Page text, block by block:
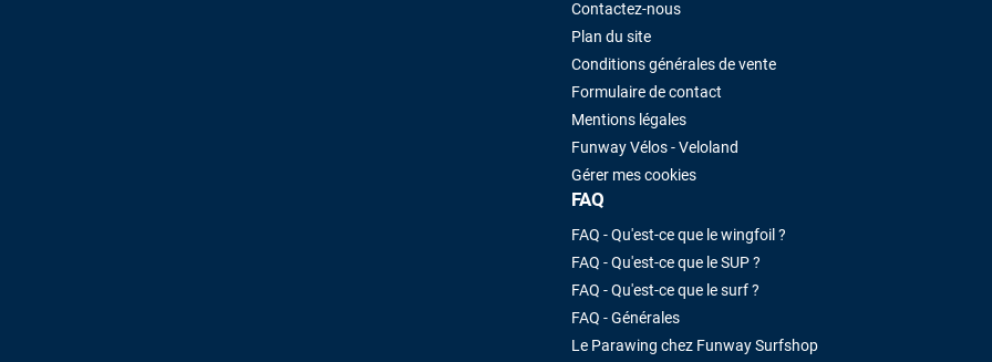
Contactez-nous
Plan du site
Conditions générales de vente
Formulaire de contact
Mentions légales
Funway Vélos - Veloland
Gérer mes cookies
FAQ
FAQ - Qu'est-ce que le wingfoil ?
FAQ - Qu'est-ce que le SUP ?
FAQ - Qu'est-ce que le surf ?
FAQ - Générales
Le Parawing chez Funway Surfshop